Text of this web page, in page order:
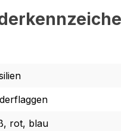
rot, blau